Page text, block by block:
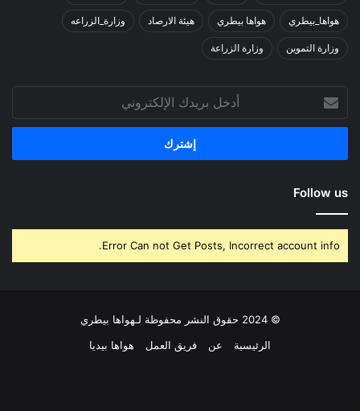
هواها_بيطري هواها بيطري هيئة الارصاد وزارة_الزراعه
وزارة التموين وزارة الزراعة
بريدك
الإلكتروني
Follow us
Error Can not Get Posts, Incorrect account info.
© 2024 حقوق النشر محفوظة لـهواها بيطري
الرئيسية
عن فريق العمل هواها بيديا